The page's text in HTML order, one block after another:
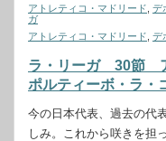
アトレティコ・マドリード デ
ガ
アトレティコ・マドリード デ
ラ・リーガ 30節
ポルティーボ・ラ・
今の日本代表、過去の代
しみ。これから咲きを担